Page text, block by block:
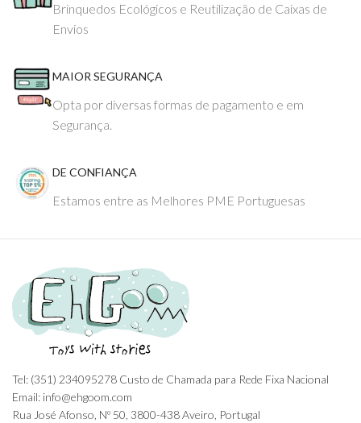
Brinquedos Ecológicos e Reutilização de Caixas de
Envios
MAIOR SEGURANÇA
Opta por diversas formas de pagamento e em
Segurança.
DE CONFIANÇA
Estamos entre as Melhores PME Portuguesas
Tel: (351) 234095278 Custo de Chamada para Rede Fixa Nacional
Email: info@ehgoom.com
Rua José Afonso, Nº 50, 3800-438 Aveiro, Portugal